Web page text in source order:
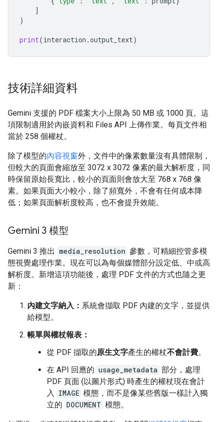
]
)
print(interaction .output_text)
技術詳細資料
Gemini 支援的 PDF 檔案大小上限為 50 MB 或 1000 頁。這
項限制適用於內嵌資料和 Files API 上傳作業。每頁文件相
當於 258 個權杖。
除了模型的內容視窗外，文件中的像素數量沒有具體限制，
但較大的頁面會縮放至 3072 x 3072 像素的最大解析度，同
時保留原始長寬比，較小的頁面則會放大至 768 x 768 像
素。如果頁面大小較小，除了頻寬外，不會有任何成本降
低；如果頁面解析度較高，也不會提升效能。
Gemini 3 模型
Gemini 3 推出 media_resolution 參數，可精細控管多模
態視覺處理作業。現在可以為每個媒體部分設定低、中或高
解析度。新增這項功能後，處理 PDF 文件的方式也隨之更
新：
內建文字納入： 系統會擷取 PDF 內建的文字，並提供
給模型。
帳單與權杖報表：
從 PDF 擷取的原生文字產生的權杖不會計費。
在 API 回應的 usage_metadata 部分，處理
PDF 頁面 (以圖片形式) 時產生的權杖現在會計
入 IMAGE 模態，而不是像某些舊版一樣計入獨
立的 DOCUMENT 模態。